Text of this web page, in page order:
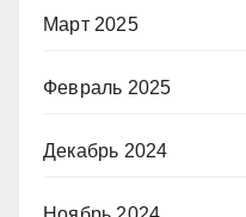
Март 2025
Февраль 2025
Декабрь 2024